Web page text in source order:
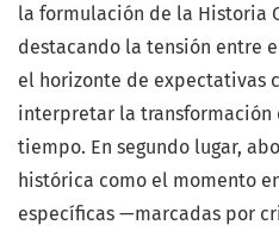
la formulación de la Historia
destacando la tensión entre
el horizonte de expectativas
interpretar la transformación
tiempo. En segundo lugar,
histórica como el momento
específicas —marcadas por